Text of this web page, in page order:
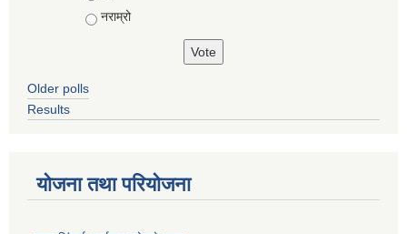
नराम्रो
Older polls
Results
योजना तथा परियोजना